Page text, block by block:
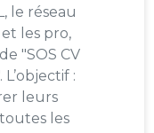
le réseau
les pro,
"SOS CV
:
leurs
les